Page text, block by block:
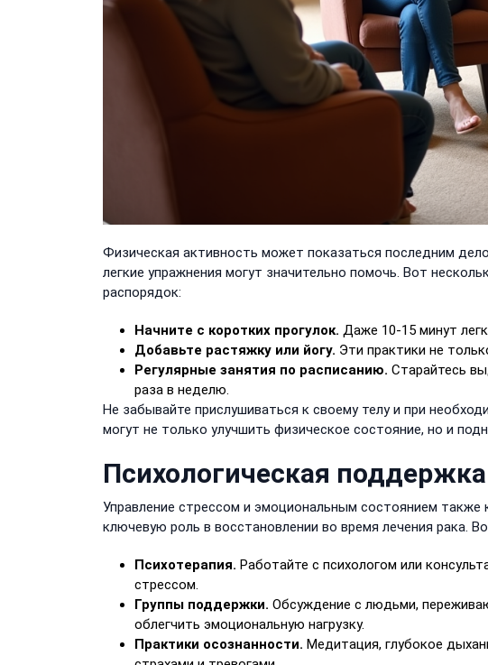
Физическая активность может показаться последним
легкие упражнения могут значительно помочь. Вот
распорядок:
Начните с коротких прогулок. Даже 10-15 минут
Добавьте растяжку или йогу. Эти практики не
Регулярные занятия по расписанию. Старайтесь
раза в неделю.
Не забывайте прислушиваться к своему телу и при
могут не только улучшить физическое состояние, но и
Психологическая
Управление стрессом и эмоциональным состоянием также
ключевую роль в восстановлении во время лечения рака.
Психотерапия. Работайте с психологом или
стрессом.
Группы поддержки. Обсуждение с людьми,
облегчить эмоциональную нагрузку.
Практики осознанности. Медитация, глубокое